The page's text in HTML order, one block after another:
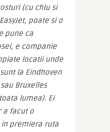
(cu chiu si
poate si o
pune ca
e companie
locatii unde
la Eindhoven
Bruxelles
lumea). Ei
a facut o
premiera ruta